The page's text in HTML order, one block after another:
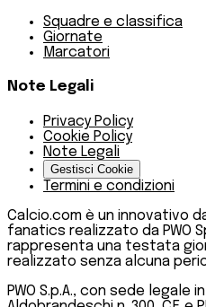
Squadre e classifica
Giornate
Marcatori
Note Legali
Privacy Policy
Cookie Policy
Note Legali
Gestisci Cookie
Termini e condizioni
Calcio.com è un innovativo
fanatics realizzato da PWO
rappresenta una testata
realizzato senza alcuna
PWO S.p.A., con sede legale